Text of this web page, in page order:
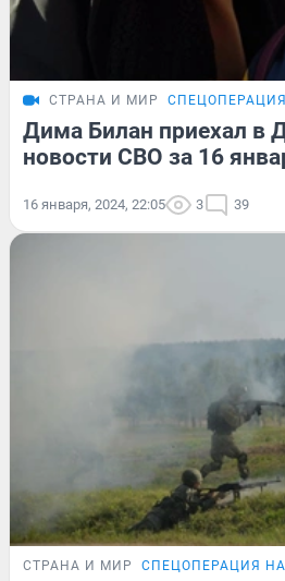
СТРАНА И МИР
Дима Билан приехал в
новости СВО за 16
16 января, 2024, 22:05 3 39
СТРАНА И МИР СПЕЦОПЕРАЦИЯ